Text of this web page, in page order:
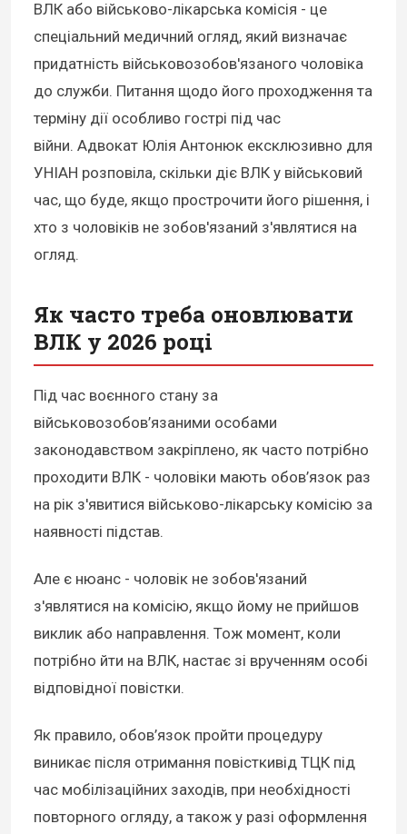
ВЛК або військово-лікарська комісія - це
спеціальний медичний огляд, який визначає
придатність військовозобов'язаного чоловіка
до служби. Питання щодо його проходження та
терміну дії особливо гострі під час
війни. Адвокат Юлія Антонюк ексклюзивно для
УНІАН розповіла, скільки діє ВЛК у військовий
час, що буде, якщо прострочити його рішення, і
хто з чоловіків не зобов'язаний з'являтися на
огляд.
Як часто треба оновлювати
ВЛК у 2026 році
Під час воєнного стану за
військовозобов’язаними особами
законодавством закріплено, як часто потрібно
проходити ВЛК - чоловіки мають обов’язок раз
на рік з'явитися військово-лікарську комісію за
наявності підстав.
Але є нюанс - чоловік не зобов'язаний
з'являтися на комісію, якщо йому не прийшов
виклик або направлення. Тож момент, коли
потрібно йти на ВЛК, настає зі врученням особі
відповідної повістки.
Як правило, обов’язок пройти процедуру
виникає після отримання повісткивід ТЦК під
час мобілізаційних заходів, при необхідності
повторного огляду, а також у разі оформлення